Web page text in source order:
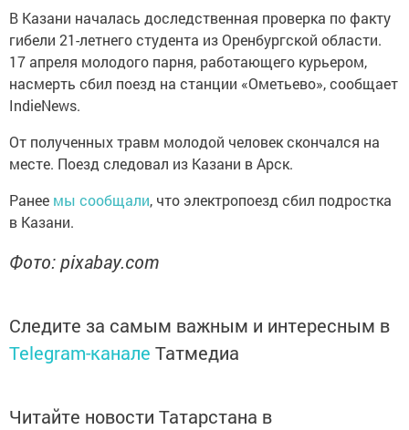
В Казани началась доследственная проверка по факту
гибели 21-летнего студента из Оренбургской области.
17 апреля молодого парня, работающего курьером,
насмерть сбил поезд на станции «Ометьево», сообщает
IndieNews.
От полученных травм молодой человек скончался на
месте. Поезд следовал из Казани в Арск.
Ранее мы сообщали, что электропоезд сбил подростка
в Казани.
Фото: pixabay.com
Следите за самым важным и интересным в
Telegram-канале Татмедиа
Читайте новости Татарстана в